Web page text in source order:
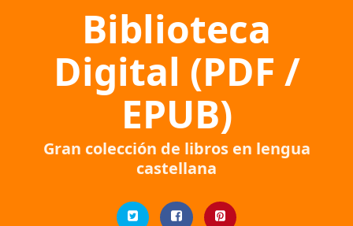
Biblioteca
Digital (PDF /
EPUB)
Gran colección de libros en lengua
castellana